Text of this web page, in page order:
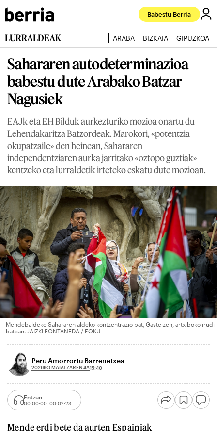
Babestu Berria
LURRALDEAK ARABA BIZKAIA GIPUZKOA
Sahararen autodeterminazioa
babestu dute Arabako Batzar
Nagusiek
EAJk eta EH Bilduk aurkezturiko mozioa onartu du
Lehendakaritza Batzordeak. Marokori, «potentzia
okupatzaile» den heinean, Sahararen
independentziaren aurka jarritako «oztopo guztiak»
kentzeko eta lurraldetik irteteko eskatu dute mozioan.
Mendebaldeko Sahararen aldeko kontzentrazio bat, Gasteizen, artxiboko irudi
batean. JAIZKI FONTANEDA / FOKU
Peru Amorrortu Barrenetxea
2026KO MAIATZAREN 4A15:40
Entzun
00:00:00 00:02:23
Mende erdi bete da aurten Espainiak